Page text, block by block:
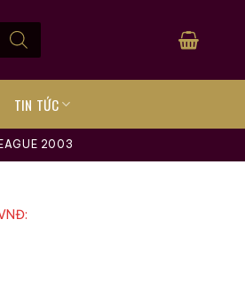
TIN TỨC
2003